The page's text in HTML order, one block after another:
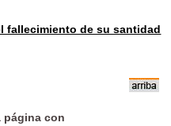
fallecimiento de su santidad
página con